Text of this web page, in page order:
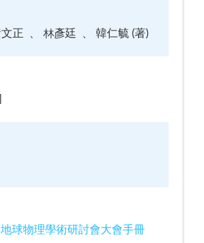
正 林彥廷 韓仁毓 (著)
球物理學術研討會大會手冊